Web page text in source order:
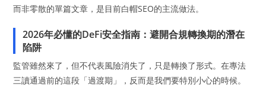
而非零散的單篇文章，是目前白帽SEO的主流做法。
2026年必懂的DeFi安全指南：避開合規轉換期的潛在
陷阱
監管雖然來了，但不代表風險消失了，只是轉換了形式。在專法
三讀通過前的這段「過渡期」，反而是我們要特別小心的時候。